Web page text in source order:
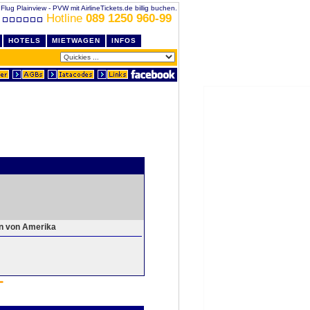
Flug Plainview - PVW mit AirlineTickets.de billig buchen.
Hotline 089 1250 960-99
HOTELS MIETWAGEN INFOS
von Amerika